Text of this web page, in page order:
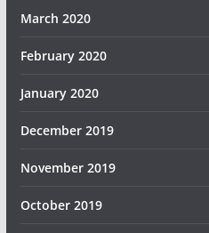
March 2020
February 2020
January 2020
December 2019
November 2019
October 2019